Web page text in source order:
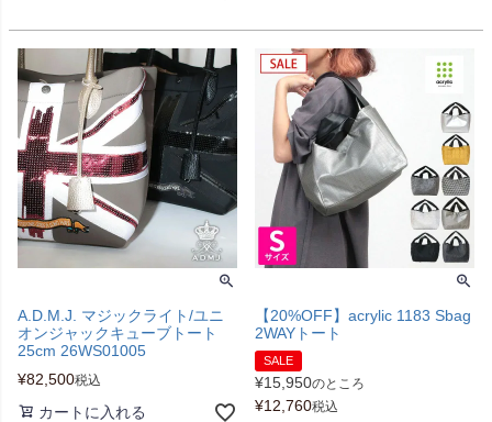
A.D.M.J. マジックライト/ユニ
オンジャックキューブトート
25cm 26WS01005
¥82,500税込
カートに入れる
【20%OFF】acrylic 1183 Sbag
2WAYトート
SALE
¥15,950のところ
¥12,760税込